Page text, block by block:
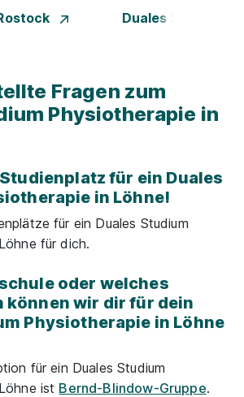
Duales Studium
Fragen zum
Physiotherapie in
für ein Duales
in Löhne!
für ein Duales Studium
für dich.
oder welches
können wir dir für dein
Physiotherapie in Löhne
für ein Duales Studium
ist Bernd-Blindow-Gruppe.